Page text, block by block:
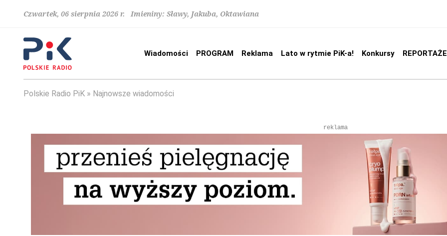
Czwartek, 06 sierpnia 2026 r. Imieniny: Sławy, Jakuba, Oktawiana
Wiadomości PROGRAM Reklama Lato w rytmie PiK-a! Konkursy REPORTAŻE
Polskie Radio PiK Najnowsze wiadomości
reklama